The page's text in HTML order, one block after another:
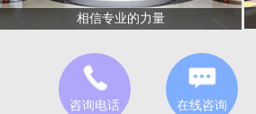
相信专业的力量
咨询电话 在线咨询